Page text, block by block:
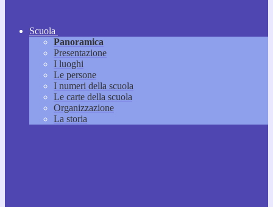
Scuola
Panoramica
Presentazione
I luoghi
Le persone
I numeri della scuola
Le carte della scuola
Organizzazione
La storia